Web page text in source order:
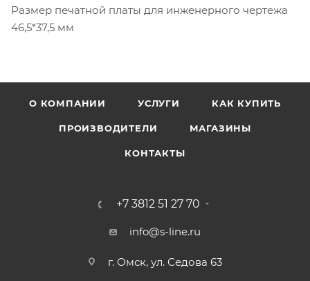
Размер печатной платы для инженерного чертежа
46,5*37,5 мм
О КОМПАНИИ УСЛУГИ КАК КУПИТЬ
ПРОИЗВОДИТЕЛИ МАГАЗИНЫ
КОНТАКТЫ
+7 3812 51 27 70
info@s-line.ru
г. Омск, ул. Седова 63